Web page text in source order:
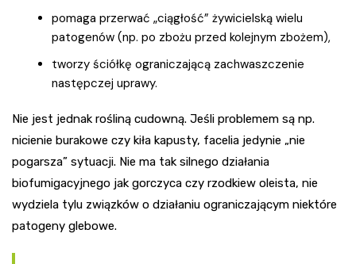
pomaga przerwać „ciągłość” żywicielską wielu
patogenów (np. po zbożu przed kolejnym zbożem),
tworzy ściółkę ograniczającą zachwaszczenie
następczej uprawy.
Nie jest jednak rośliną cudowną. Jeśli problemem są np.
nicienie burakowe czy kiła kapusty, facelia jedynie „nie
pogarsza” sytuacji. Nie ma tak silnego działania
biofumigacyjnego jak gorczyca czy rzodkiew oleista, nie
wydziela tylu związków o działaniu ograniczającym niektóre
patogeny glebowe.